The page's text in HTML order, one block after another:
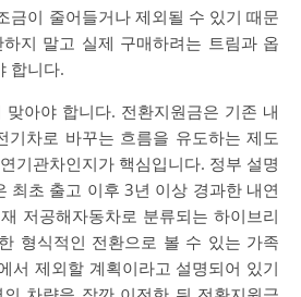
금이 줄어들거나 제외될 수 있기 때문
지 말고 실제 구매하려는 트림과 옵
합니다.
아야 합니다. 전환지원금은 기존 내
기차로 바꾸는 흐름을 유도하는 제도
기관차인지가 핵심입니다. 정부 설명
최초 출고 이후 3년 이상 경과한 내연
저공해자동차로 분류되는 하이브리
형식적인 전환으로 볼 수 있는 가족
서 제외할 계획이라고 설명되어 있기